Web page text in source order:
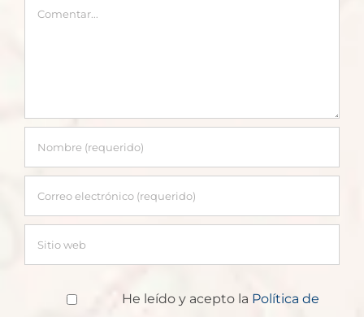
Comentar
He leído y acepto la Política de